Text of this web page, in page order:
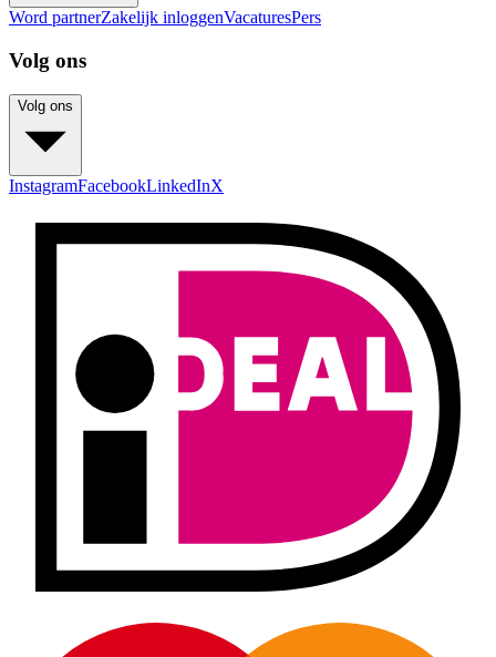
Word partnerZakelijk inloggenVacaturesPers
Volg ons
Volg ons
InstagramFacebookLinkedInX